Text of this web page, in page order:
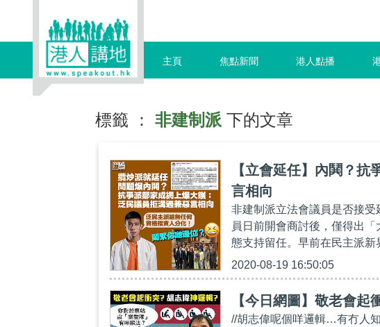
主頁 焦點新聞 港人點播
標籤 ： 非建制派 下的文章
【立會延任】內鬨？
言相向
非建制派立法會議員是否接
員日前開會商討後，僅得出
態支持留任。早前在民主派
2020-08-19 16:50:05
【今日網圖】敬老會起
//胡志偉呢個咩邏輯…有冇人